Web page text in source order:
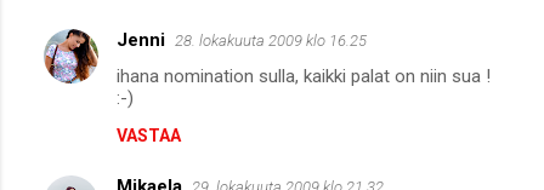
Jenni 28. lokakuuta 2009 klo 16.25
ihana nomination sulla, kaikki palat on niin sua !
:-)
VASTAA
29. lokakuuta 2009 klo 21.32